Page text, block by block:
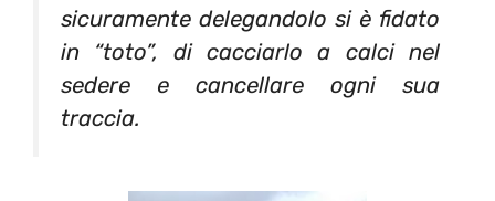
sicuramente delegandolo si è fidato
in “toto”, di cacciarlo a calci nel
sedere e cancellare ogni sua
traccia.